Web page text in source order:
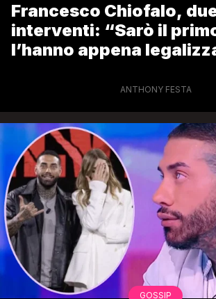
Francesco Chiofalo,
interventi: “Sarò il
l’hanno appena
ANTHONY FESTA
GOSSIP